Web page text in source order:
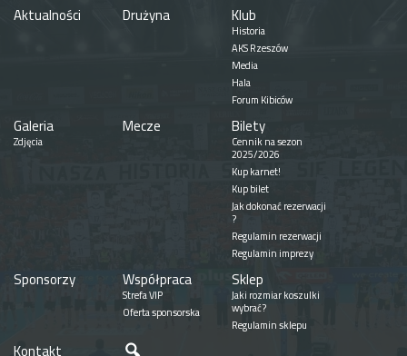
Aktualności Drużyna Klub
Historia
AKS Rzeszów
Media
Hala
Forum Kibiców
Galeria
Zdjęcia
Mecze Bilety
Cennik na sezon
2025/2026
Kup karnet!
Kup bilet
Jak dokonać rezerwacji
?
Regulamin rezerwacji
Regulamin imprezy
Sponsorzy Współpraca
Strefa VIP
Oferta sponsorska
Sklep
Jaki rozmiar koszulki
wybrać?
Regulamin sklepu
Kontakt